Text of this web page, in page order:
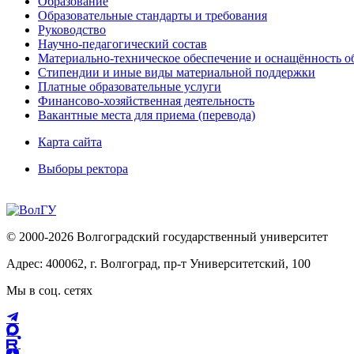
Образовательные стандарты и требования
Руководство
Научно-педагогический состав
Материально-техническое обеспечение и оснащённость
Стипендии и иные виды материальной поддержки
Платные образовательные услуги
Финансово-хозяйственная деятельность
Вакантные места для приема (перевода)
Карта сайта
Выборы ректора
© 2000-2026 Волгоградский государственный университет
Адрес: 400062, г. Волгоград, пр-т Университетский, 100
Мы в соц. сетях